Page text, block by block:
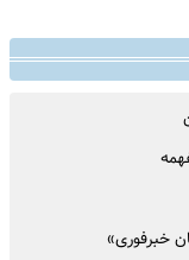
خبرفوری»